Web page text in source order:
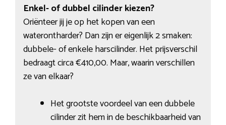
Enkel- of dubbel cilinder kiezen?
Oriënteer jij je op het kopen van een
waterontharder? Dan zijn er eigenlijk 2 smaken:
dubbele- of enkele harscilinder. Het prijsverschil
bedraagt circa €410,00. Maar, waarin verschillen
ze van elkaar?
Het grootste voordeel van een dubbele
cilinder zit hem in de beschikbaarheid van